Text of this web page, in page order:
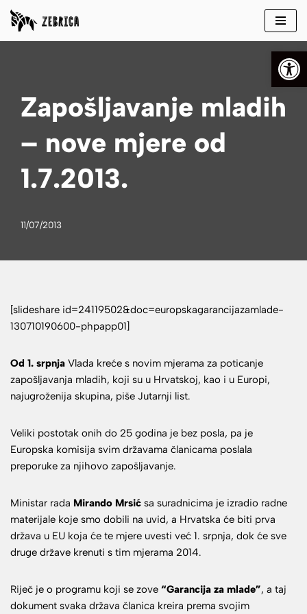
Zapošljavanje mladih
– nove mjere od
1.7.2013.
11/07/2013
[slideshare id=24119502&doc=europskagarancijazamlade-
130710190600-phpapp01]
Od 1. srpnja Vlada kreće s novim mjerama za poticanje
zapošljavanja mladih, koji su u Hrvatskoj, kao i u Europi,
najugroženija skupina, piše Jutarnji list.
Veliki postotak onih do 25 godina je bez posla, pa je
Europska komisija svim državama članicama poslala
preporuke za njihovo zapošljavanje.
Ministar rada Mirando Mrsić sa suradnicima je izradio radne
materijale koje smo dobili na uvid, a Hrvatska će biti prva
država u EU koja će te mjere uvesti već 1. srpnja, dok će sve
druge države krenuti s tim mjerama 2014.
Riječ je o programu koji se zove “Garancija za mlade”, a taj
dokument svaka država članica kreira prema svojim